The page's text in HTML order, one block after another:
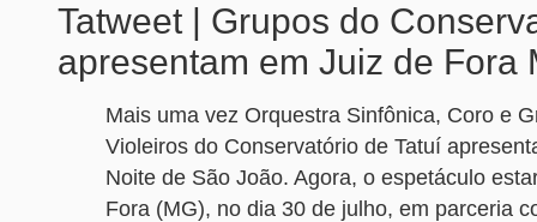
Tatweet | Grupos do
apresentam em Juiz de Fora
Mais uma vez Orquestra Sinfônica, Coro e
Violeiros do Conservatório de Tatuí
Noite de São João. Agora, o espetáculo
Fora (MG), no dia 30 de julho, em parceria